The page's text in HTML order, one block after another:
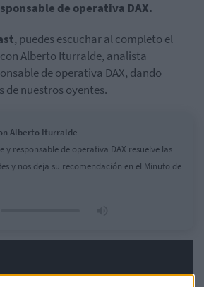
de operativa DAX.
, puedes escuchar al completo el
Alberto Iturralde, analista
de operativa DAX, dando
de nuestros oyentes.
Alberto Iturralde
y responsable de operativa DAX resuelve las
y nos deja su recomendación en el Minuto de